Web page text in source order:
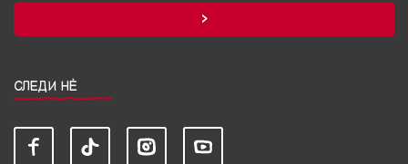
СЛЕДИ НЀ